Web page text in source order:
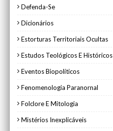
Defenda-Se
Dicionários
Estorturas Territoriais Ocultas
Estudos Teológicos E Históricos
Eventos Biopolíticos
Fenomenologia Paranornal
Folclore E Mitologia
Mistérios Inexplicáveis